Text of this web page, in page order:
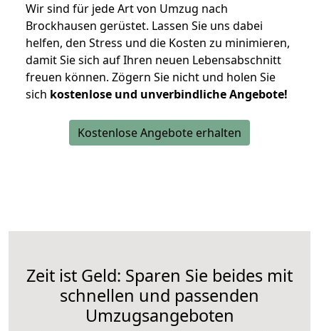
Wir sind für jede Art von Umzug nach
Brockhausen gerüstet. Lassen Sie uns dabei
helfen, den Stress und die Kosten zu minimieren,
damit Sie sich auf Ihren neuen Lebensabschnitt
freuen können. Zögern Sie nicht und holen Sie
sich kostenlose und unverbindliche Angebote!
Kostenlose Angebote erhalten
Zeit ist Geld: Sparen Sie beides mit
schnellen und passenden
Umzugsangeboten